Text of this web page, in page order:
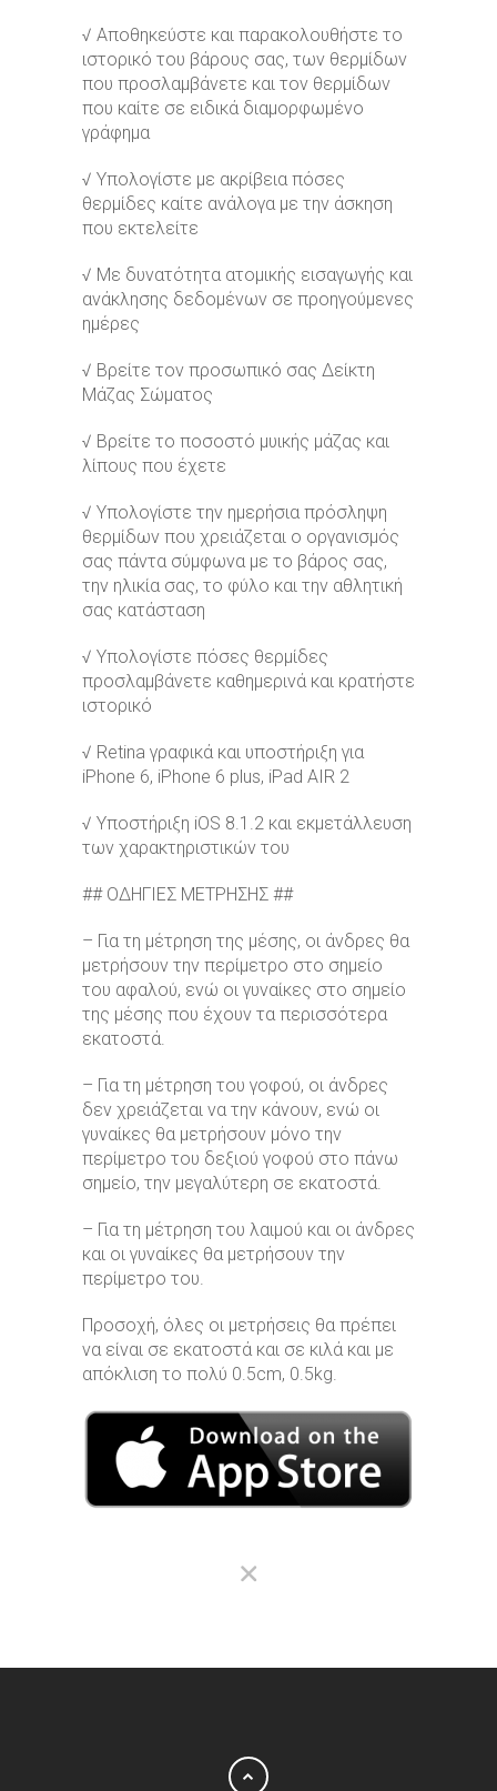
√ Αποθηκεύστε και παρακολουθήστε το
ιστορικό του βάρους σας, των θερμίδων
που προσλαμβάνετε και τον θερμίδων
που καίτε σε ειδικά διαμορφωμένο
γράφημα
√ Υπολογίστε με ακρίβεια πόσες
θερμίδες καίτε ανάλογα με την άσκηση
που εκτελείτε
√ Με δυνατότητα ατομικής εισαγωγής και
ανάκλησης δεδομένων σε προηγούμενες
ημέρες
√ Βρείτε τον προσωπικό σας Δείκτη
Μάζας Σώματος
√ Βρείτε το ποσοστό μυικής μάζας και
λίπους που έχετε
√ Υπολογίστε την ημερήσια πρόσληψη
θερμίδων που χρειάζεται ο οργανισμός
σας πάντα σύμφωνα με το βάρος σας,
την ηλικία σας, το φύλο και την αθλητική
σας κατάσταση
√ Υπολογίστε πόσες θερμίδες
προσλαμβάνετε καθημερινά και κρατήστε
ιστορικό
√ Retina γραφικά και υποστήριξη για
iPhone 6, iPhone 6 plus, iPad AIR 2
√ Υποστήριξη iOS 8.1.2 και εκμετάλλευση
των χαρακτηριστικών του
## ΟΔΗΓΙΕΣ ΜΕΤΡΗΣΗΣ ##
– Για τη μέτρηση της μέσης, οι άνδρες θα
μετρήσουν την περίμετρο στο σημείο
του αφαλού, ενώ οι γυναίκες στο σημείο
της μέσης που έχουν τα περισσότερα
εκατοστά.
– Για τη μέτρηση του γοφού, οι άνδρες
δεν χρειάζεται να την κάνουν, ενώ οι
γυναίκες θα μετρήσουν μόνο την
περίμετρο του δεξιού γοφού στο πάνω
σημείο, την μεγαλύτερη σε εκατοστά.
– Για τη μέτρηση του λαιμού και οι άνδρες
και οι γυναίκες θα μετρήσουν την
περίμετρο του.
Προσοχή, όλες οι μετρήσεις θα πρέπει
να είναι σε εκατοστά και σε κιλά και με
απόκλιση το πολύ 0.5cm, 0.5kg.